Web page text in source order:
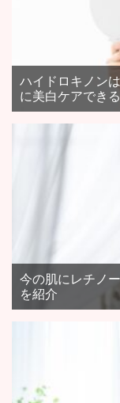
ハイドロキノン
に美白ケアでき
今の肌にレチノ
を紹介